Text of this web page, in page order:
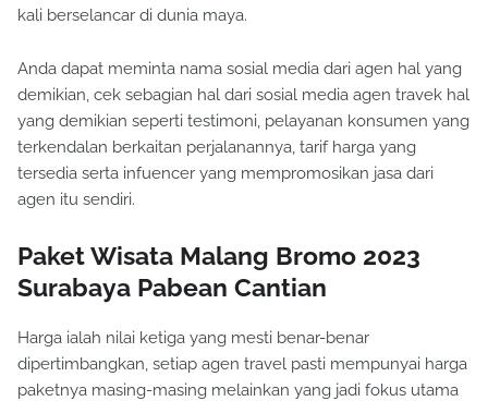
kali berselancar di dunia maya.
Anda dapat meminta nama sosial media dari agen hal yang
demikian, cek sebagian hal dari sosial media agen travek hal
yang demikian seperti testimoni, pelayanan konsumen yang
terkendalan berkaitan perjalanannya, tarif harga yang
tersedia serta infuencer yang mempromosikan jasa dari
agen itu sendiri.
Paket Wisata Malang Bromo 2023
Surabaya Pabean Cantian
Harga ialah nilai ketiga yang mesti benar-benar
dipertimbangkan, setiap agen travel pasti mempunyai harga
paketnya masing-masing melainkan yang jadi fokus utama